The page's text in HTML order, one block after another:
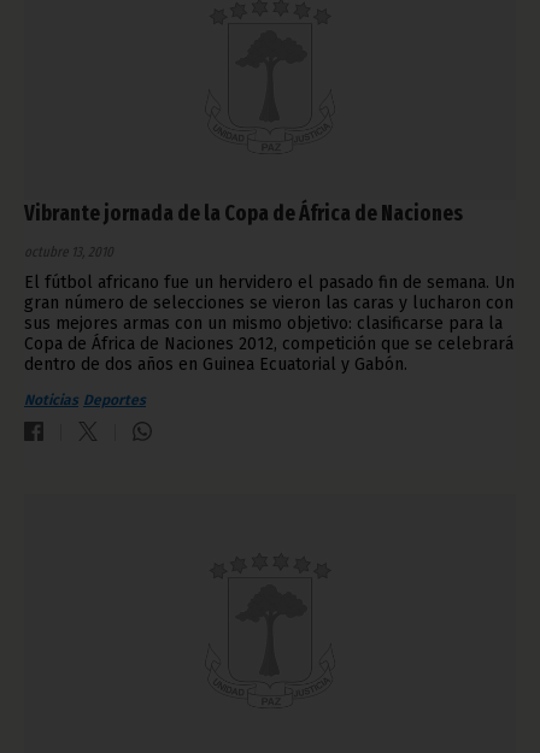
Vibrante jornada de la Copa de África de Naciones
octubre 13, 2010
El fútbol africano fue un hervidero el pasado fin de semana. Un
gran número de selecciones se vieron las caras y lucharon con
sus mejores armas con un mismo objetivo: clasificarse para la
Copa de África de Naciones 2012, competición que se celebrará
dentro de dos años en Guinea Ecuatorial y Gabón.
Noticias Deportes